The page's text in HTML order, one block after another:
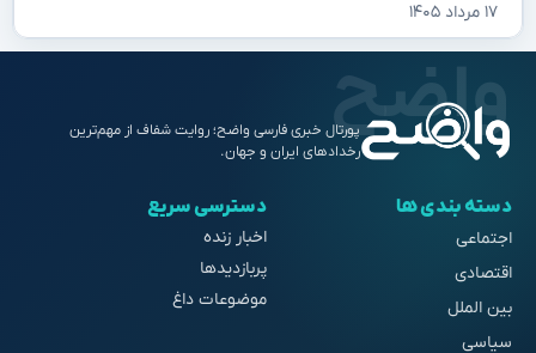
۱۷ مرداد ۱۴۰۵
پورتال خبری فارسی واضح؛ روایت شفاف از مهم‌ترین
رخدادهای ایران و جهان.
دسته بندی ها
اجتماعی
اقتصادی
بین الملل
سیاسی
دسترسی سریع
اخبار زنده
پربازدیدها
موضوعات داغ